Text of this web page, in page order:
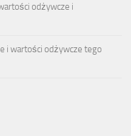
odżywcze i
i wartości odżywcze tego